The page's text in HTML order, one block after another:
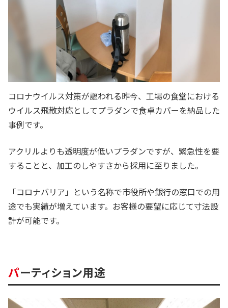
コロナウイルス対策が謳われる昨今、工場の食堂における
ウイルス飛散対応としてプラダンで食卓カバーを納品した
事例です。
アクリルよりも透明度が低いプラダンですが、緊急性を要
することと、加工のしやすさから採用に至りました。
「コロナバリア」という名称で市役所や銀行の窓口での用
途でも実績が増えています。お客様の要望に応じて寸法設
計が可能です。
パーティション用途